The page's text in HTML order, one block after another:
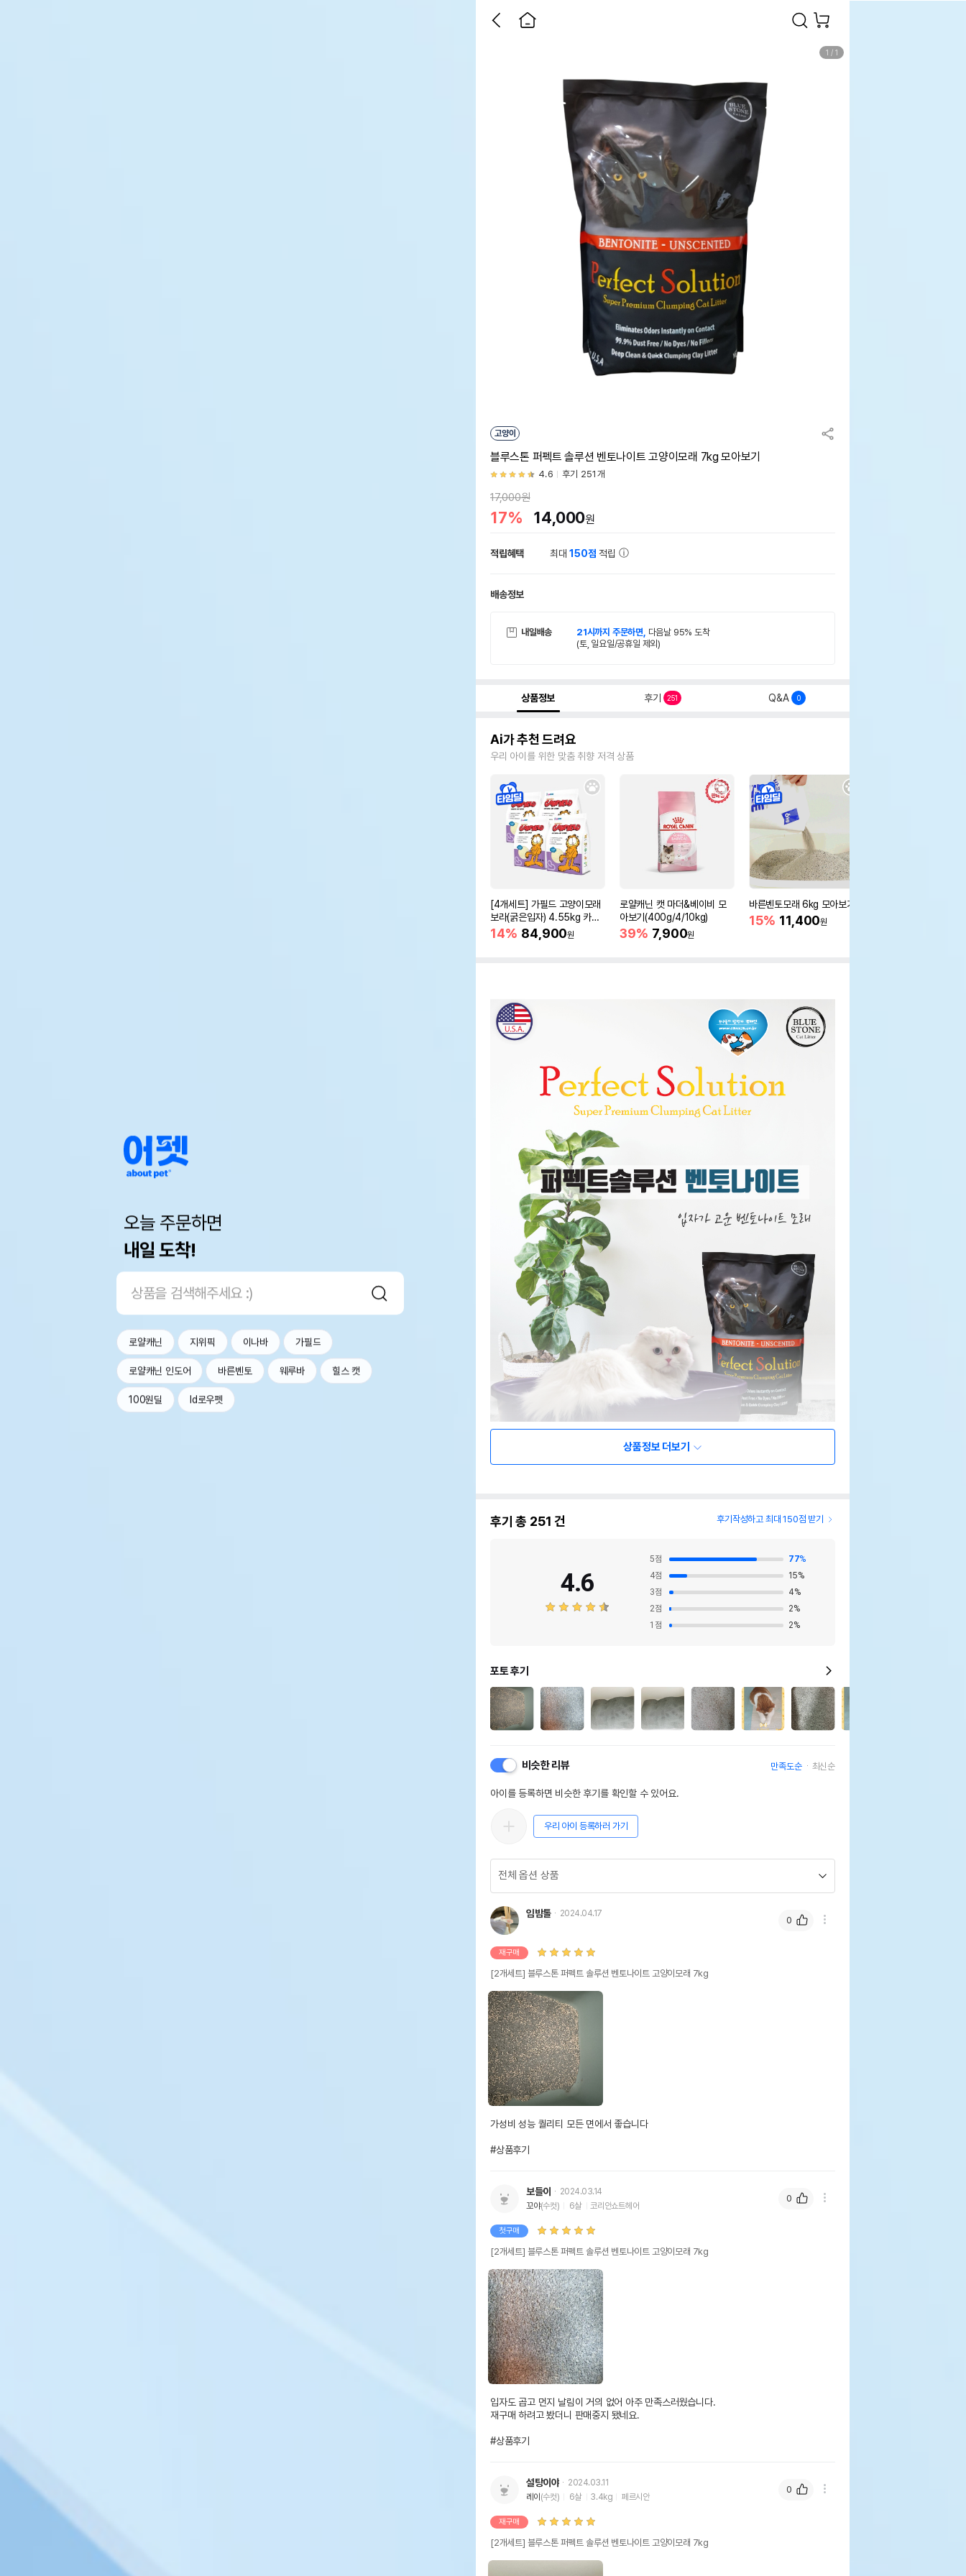
오늘 주문하면
내일 도착!
로얄캐닌 지위픽 이나바 가필드
로얄캐닌 인도어 바른벤토 웨루바 힐스 캣
100원딜 Id로우펫
1 / 1
고양이
블루스톤 퍼펙트 솔루션 벤토나이트 고양이모래 7kg 모아보기
4.6 후기 251개
17,000원
17% 14,000원
적립혜택 최대150점 적립
배송정보
내일배송 21시까지 주문하면, 다음날 95% 도착
(토, 일요일/공휴일 제외)
상품정보 후기 251 Q&A 0
Ai가 추천 드려요
우리 아이를 위한 맞춤 취향 저격 상품
[4개세트] 가필드 고양이모래
보라(굵은입자) 4.55kg 카사
바모래
14% 84,900원
로얄캐닌 캣 마더&베이비 모
아보기(400g/4/10kg)
39% 7,900원
바른벤토모래 6kg 모아보기
15% 11,400원
상품정보 더보기
후기 총 251 건 후기작성하고 최대 150점 받기
4.6
5점 77%
4점 15%
3점 4%
2점 2%
1 점 2%
포토 후기
비슷한 리뷰 만족도순 최신순
아이를 등록하면 비슷한 후기를 확인할 수 있어요.
우리 아이 등록하러 가기
임밤톨 2024.04.17
재구매
[2개세트] 블루스톤 퍼펙트 솔루션 벤토나이트 고양이모래 7kg
가성비 성능 퀄리티 모든 면에서 좋습니다
#상품후기
0
보들이
2024.03.14
꼬야(수컷) 6살 코리안쇼트헤어
첫구매
[2개세트] 블루스톤 퍼펙트 솔루션 벤토나이트 고양이모래 7kg
입자도 곱고 먼지 날림이 거의 없어 아주 만족스러웠습니다.
재구매 하려고 봤더니 판매중지 됐네요.
#상품후기
0
설탕이야
2024.03.11
레이(수컷) 6살 3.4kg 페르시안
재구매
[2개세트] 블루스톤 퍼펙트 솔루션 벤토나이트 고양이모래 7kg
0